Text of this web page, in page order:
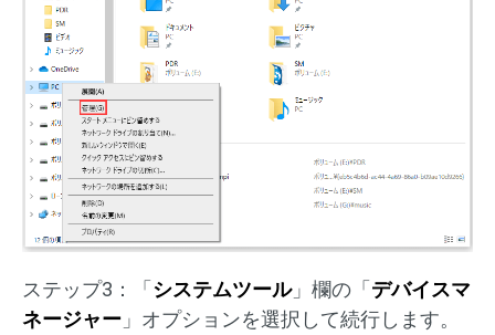
ステップ3：「 システムツール」欄の「 デバイスマ
ネージャー 」オプションを選択して続行します。